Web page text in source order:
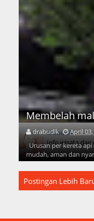
Membelah
drabudik
April
Urusan per kereta
mudah, aman dan
drabudik
Info wisata dan
Postingan Lebih